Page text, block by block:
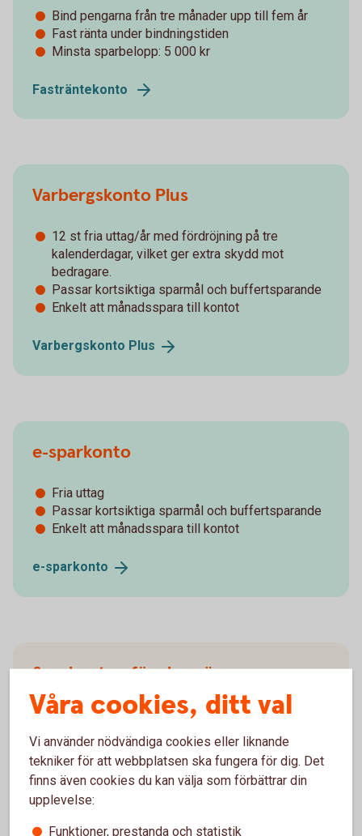
Bind pengarna från tre månader upp till fem år
Fast ränta under bindningstiden
Minsta sparbelopp: 5 000 kr
Fasträntekonto
Varbergskonto Plus
12 st fria uttag/år med fördröjning på tre
kalenderdagar, vilket ger extra skydd mot
bedragare.
Passar kortsiktiga sparmål och buffertsparande
Enkelt att månadsspara till kontot
Varbergskonto Plus
e-sparkonto
Fria uttag
Passar kortsiktiga sparmål och buffertsparande
Enkelt att månadsspara till kontot
e-sparkonto
Sparkonton för skogsägare
Du som har skog vet hur viktigt det är att kunna
fördela inkomsten över flera år. Med ett skogskonto
får du både en jämnare inkomst och lägre
marginalskatt.
Skogskonto
Våra cookies, ditt val
Vi använder nödvändiga cookies eller liknande
tekniker för att webbplatsen ska fungera för dig. Det
finns även cookies du kan välja som förbättrar din
upplevelse:
Funktioner, prestanda och statistik